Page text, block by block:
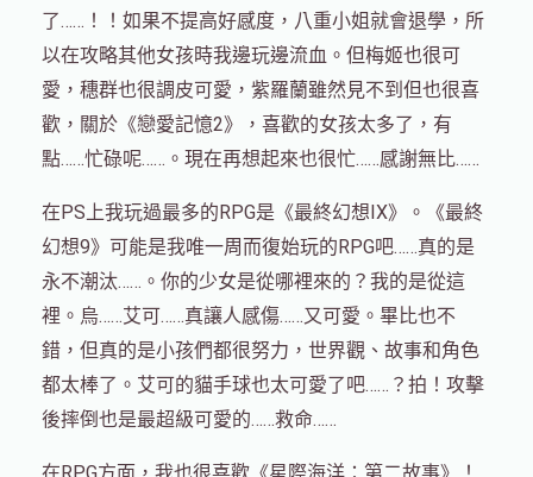
了……！！如果不提高好感度，八重小姐就會退學，所
以在攻略其他女孩時我邊玩邊流血。但梅姬也很可
愛，穗群也很調皮可愛，紫羅蘭雖然見不到但也很喜
歡，關於《戀愛記憶2》，喜歡的女孩太多了，有
點……忙碌呢……。現在再想起來也很忙……感謝無比……
在PS上我玩過最多的RPG是《最終幻想IX》。《最終
幻想9》可能是我唯一周而復始玩的RPG吧……真的是
永不潮汰……。你的少女是從哪裡來的？我的是從這
裡。烏……艾可……真讓人感傷……又可愛。畢比也不
錯，但真的是小孩們都很努力，世界觀、故事和角色
都太棒了。艾可的貓手球也太可愛了吧……？拍！攻擊
後摔倒也是最超級可愛的……救命……